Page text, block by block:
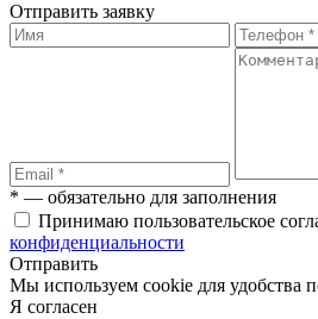
Отправить заявку
* — обязательно для заполнения
Принимаю пользовательское
конфиденциальности
Отправить
Мы используем cookie для удобства
Я согласен